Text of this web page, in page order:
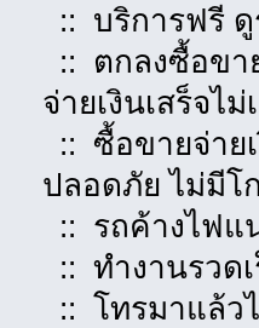
:: บริการฟรี ดู
:: ตกลงซื้อขา
จ่ายเงินเสร็จไ
:: ซื้อขายจ่าย
ปลอดภัย ไม่มีโ
:: รถค้างไฟแ
:: ทำงานรวด
:: โทรมาแล้ว